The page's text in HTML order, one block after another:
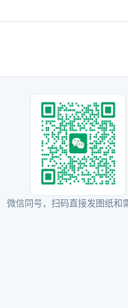
微信同号，扫码直接发图纸和